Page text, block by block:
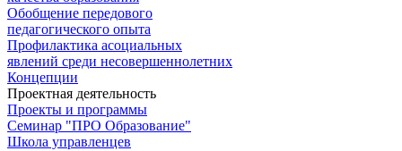
Обобщение передового
педагогического опыта
Профилактика асоциальных
явлений среди несовершеннолетних
Концепции
Проектная деятельность
Проекты и программы
Семинар "ПРО Образование"
Школа управленцев